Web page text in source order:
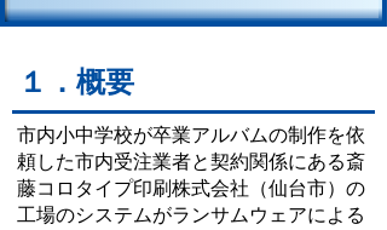
１．概要
市内小中学校が卒業アルバムの制作を依
頼した市内受注業者と契約関係にある斎
藤コロタイプ印刷株式会社（仙台市）の
工場のシステムがランサムウェアによる